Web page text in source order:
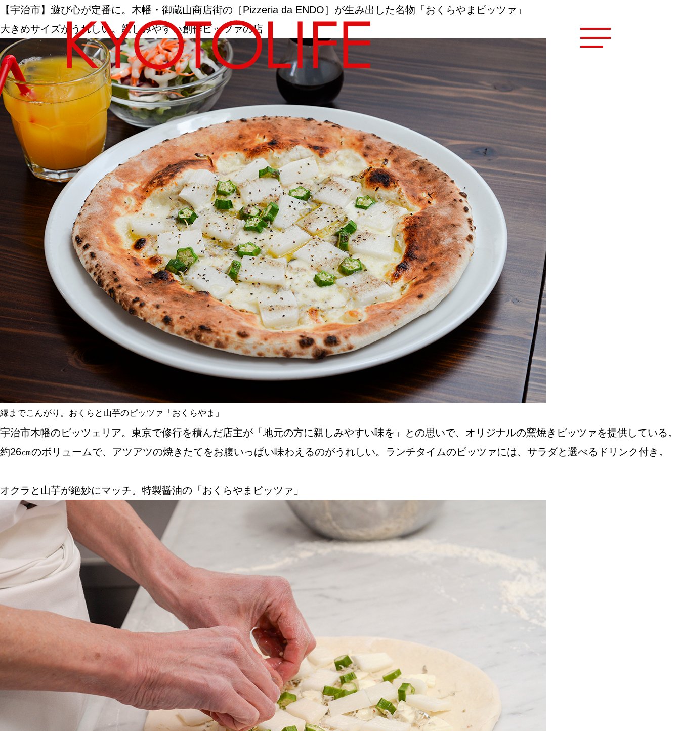
エリアから探す 地図から探す
カテゴリーから探す
SPECIAL NEW OPEN
SERIES
カレーが好き
京都おやつクラブ
私と店のはなし
今月の京みやげ
京都の書店
CULTURE
関西で開催。おすすめの展覧会
おすすめの映画
誠光社で選びました。おすすめの本
ABOUT US Instagram
チケットプレゼント応募
【宇治市】遊び心が定番に。木幡・御蔵山商店街の［Pizzeria da ENDO］が生み出した名物「おくらやまピッツァ」
大きめサイズがうれしい。親しみやすい創作ピッツァの店
縁までこんがり。おくらと山芋のピッツァ「おくらやま」
宇治市木幡のピッツェリア。東京で修行を積んだ店主が「地元の方に親しみやすい味を」との思いで、オリジナルの窯焼きピッツァを提供している。
約26㎝のボリュームで、アツアツの焼きたてをお腹いっぱい味わえるのがうれしい。ランチタイムのピッツァには、サラダと選べるドリンク付き。
オクラと山芋が絶妙にマッチ。特製醤油の「おくらやまピッツァ」